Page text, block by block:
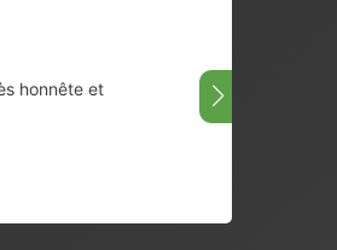
honnête et